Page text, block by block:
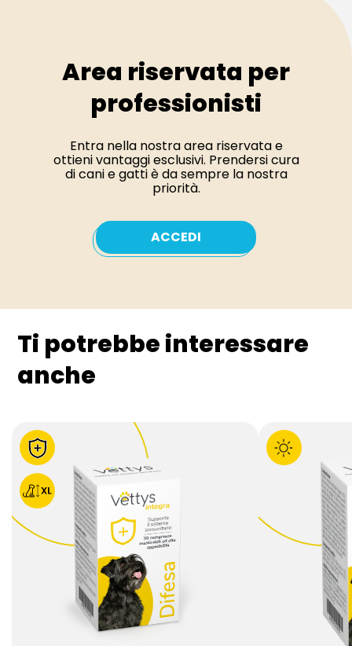
Area riservata per
professionisti
Entra nella nostra area riservata e
ottieni vantaggi esclusivi. Prendersi cura
di cani e gatti è da sempre la nostra
priorità.
ACCEDI
Ti potrebbe interessare
anche